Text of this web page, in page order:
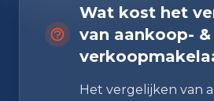
Wat kost het
van aankoop- &
Het vergelijken van